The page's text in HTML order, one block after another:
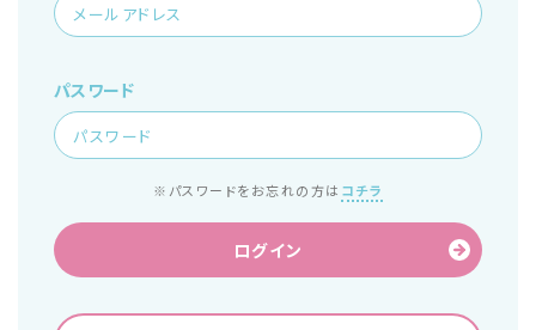
パスワード
※パスワードをお忘れの方は コチラ
ログイン